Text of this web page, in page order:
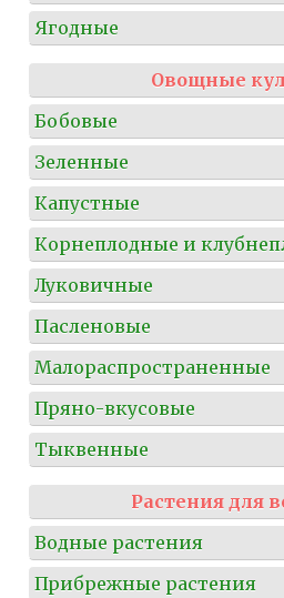
Ягодные
Овощные
Бобовые
Зеленные
Капустные
Корнеплодные и
Луковичные
Пасленовые
Малораспространенные
Пряно-вкусовые
Тыквенные
Растения для
Водные растения
Прибрежные растения